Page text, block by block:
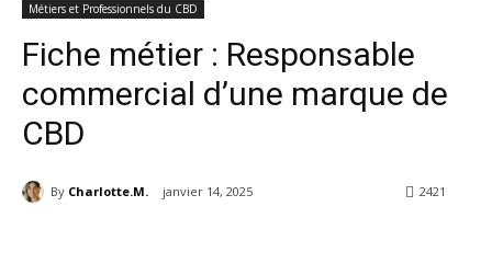
Métiers et Professionnels du CBD
Fiche métier : Responsable
commercial d’une marque de
CBD
By Charlotte.M. janvier 14, 2025 2421